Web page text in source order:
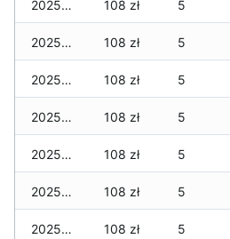
2025-02-14 108 zł 5
2025-02-13 108 zł 5
2025-02-12 108 zł 5
2025-02-11 108 zł 5
2025-02-10 108 zł 5
2025-02-09 108 zł 5
2025-02-08 108 zł 5